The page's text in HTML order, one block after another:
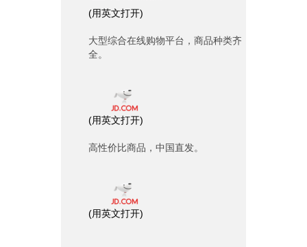
(用英文打开)
大型综合在线购物平台，商品种类齐
全。
(用英文打开)
高性价比商品，中国直发。
(用英文打开)